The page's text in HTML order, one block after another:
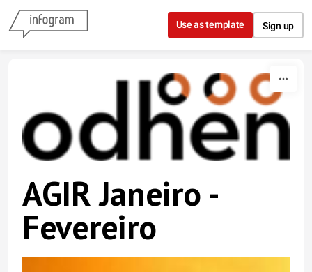
Skip to content
Use as template Sign up
AGIR Janeiro -
Fevereiro